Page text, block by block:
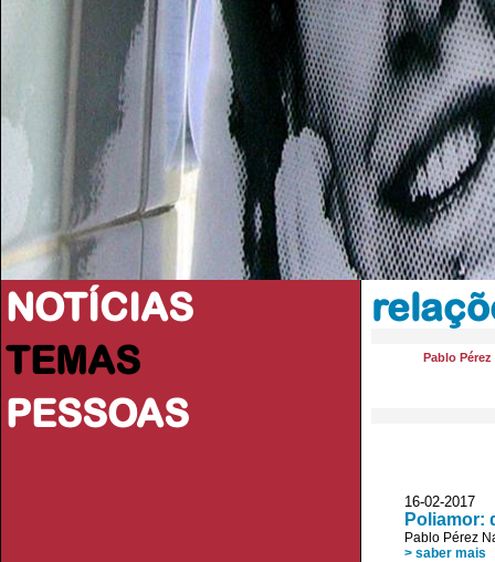
NOTÍCIAS
TEMAS
PESSOAS
Pablo Pérez
16-02-
Poliamor:
Pablo Pérez
> saber mais